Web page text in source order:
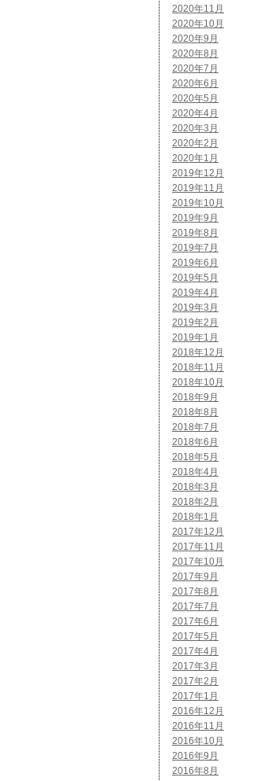
2020年11月
2020年10月
2020年9月
2020年8月
2020年7月
2020年6月
2020年5月
2020年4月
2020年3月
2020年2月
2020年1月
2019年12月
2019年11月
2019年10月
2019年9月
2019年8月
2019年7月
2019年6月
2019年5月
2019年4月
2019年3月
2019年2月
2019年1月
2018年12月
2018年11月
2018年10月
2018年9月
2018年8月
2018年7月
2018年6月
2018年5月
2018年4月
2018年3月
2018年2月
2018年1月
2017年12月
2017年11月
2017年10月
2017年9月
2017年8月
2017年7月
2017年6月
2017年5月
2017年4月
2017年3月
2017年2月
2017年1月
2016年12月
2016年11月
2016年10月
2016年9月
2016年8月